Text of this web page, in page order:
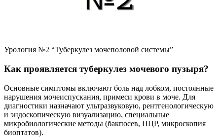
Урология №2 “Туберкулез мочеполовой системы”
Как проявляется туберкулез мочевого пузыря?
Основные симптомы включают боль над лобком, постоянные
нарушения мочеиспускания, примеси крови в моче. Для
диагностики назначают ультразвуковую, рентгенологическую
и эндоскопическую визуализацию, специальные
микробиологические методы (бакпосев, ПЦР, микроскопия
биоптатов).